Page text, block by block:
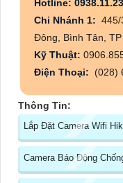
Hotline:
Chi Nhánh 1: 445/
Đông, Bình Tân, TP
Kỹ Thuật:
Điện Thoại: (028)
Thông Tin:
Lắp Đặt Camera Wifi
Camera Báo Động